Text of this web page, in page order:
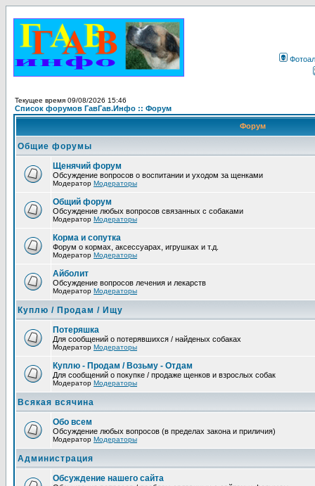
Текущее время 09/08/2026 15:46
Список форумов ГавГав.Инфо :: Форум
Форум
Общие форумы
Щенячий форум
Обсуждение вопросов о воспитании и уходом за щенками
Модератор Модераторы
Общий форум
Обсуждение любых вопросов связанных с собаками
Модератор Модераторы
Корма и сопутка
Форум о кормах, аксессуарах, игрушках и т.д.
Модератор Модераторы
Айболит
Обсуждение вопросов лечения и лекарств
Модератор Модераторы
Куплю / Продам / Ищу
Потеряшка
Для сообщений о потерявшихся / найденых собаках
Модератор Модераторы
Куплю - Продам / Возьму - Отдам
Для сообщений о покупке / продаже щенков и взрослых собак
Модератор Модераторы
Всякая всячина
Обо всем
Обсуждение любых вопросов (в пределах закона и приличия)
Модератор Модераторы
Администрация
Обсуждение нашего сайта